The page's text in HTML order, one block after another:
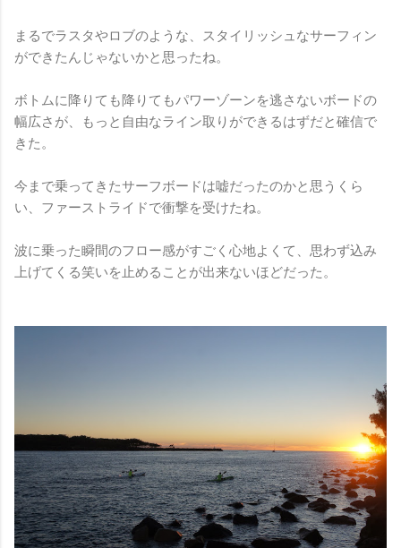
まるでラスタやロブのような、スタイリッシュなサーフィン
ができたんじゃないかと思ったね。
ボトムに降りても降りてもパワーゾーンを逃さないボードの
幅広さが、もっと自由なライン取りができるはずだと確信で
きた。
今まで乗ってきたサーフボードは嘘だったのかと思うくら
い、ファーストライドで衝撃を受けたね。
波に乗った瞬間のフロー感がすごく心地よくて、思わず込み
上げてくる笑いを止めることが出来ないほどだった。